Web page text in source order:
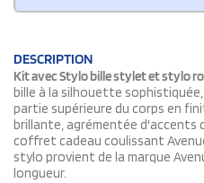
DESCRIPTION
Kit avec Stylo bille stylet et stylo
bille à la silhouette
partie supérieure du corps en
brillante, agrémentée d'accents
coffret cadeau coulissant Avenue
stylo provient de la marque
longueur.